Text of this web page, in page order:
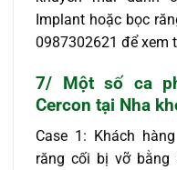
Implant hoặc bọc
0987302621 để xem
7/ Một số ca
Cercon tại Nha
Case 1: Khách
răng cối bị vỡ bằng